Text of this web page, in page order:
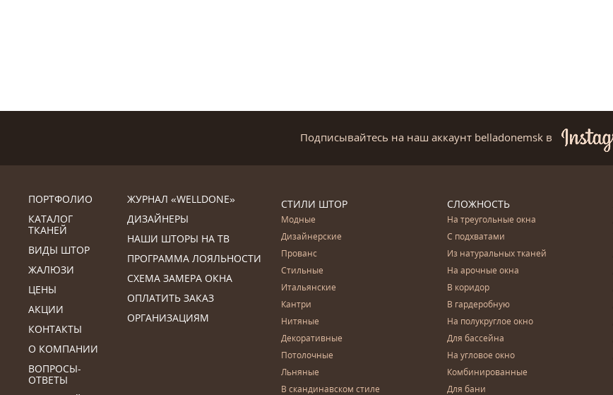
Подписывайтесь на наш аккаунт belladonemsk в
ПОРТФОЛИО
КАТАЛОГ
ТКАНЕЙ
ВИДЫ ШТОР
ЖАЛЮЗИ
ЦЕНЫ
АКЦИИ
КОНТАКТЫ
О КОМПАНИИ
ВОПРОСЫ-
ОТВЕТЫ
ЖУРНАЛ «WELLDONE»
ДИЗАЙНЕРЫ
НАШИ ШТОРЫ НА ТВ
ПРОГРАММА ЛОЯЛЬНОСТИ
СХЕМА ЗАМЕРА ОКНА
ОПЛАТИТЬ ЗАКАЗ
ОРГАНИЗАЦИЯМ
СТИЛИ ШТОР
Модные
Дизайнерские
Прованс
Стильные
Итальянские
Кантри
Нитяные
Декоративные
Потолочные
Льняные
В скандинавском стиле
СЛОЖНОСТЬ
На треугольные окна
С подхватами
Из натуральных тканей
На арочные окна
В коридор
В гардеробную
На полукруглое окно
Для бассейна
На угловое окно
Комбинированные
Для бани